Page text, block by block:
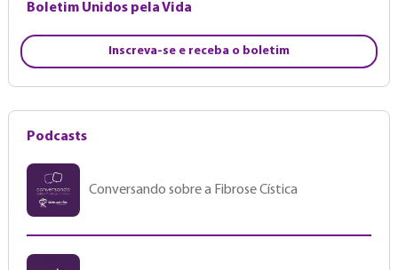
Boletim Unidos pela Vida
Inscreva-se e receba o boletim
Podcasts
Conversando sobre a Fibrose Cística